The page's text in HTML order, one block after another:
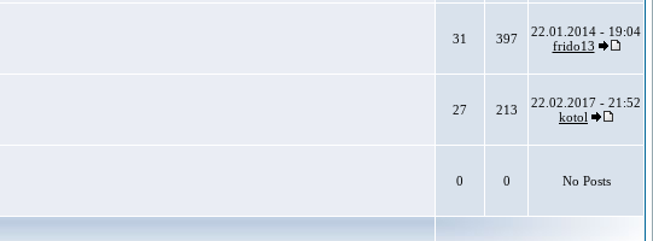
31 397
22.01.2014 - 19:04
frido13
27 213
22.02.2017 - 21:52
kotol
0 0 No Posts